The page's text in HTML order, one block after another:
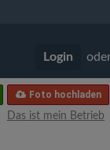
Login
Foto hochladen
Das ist mein Betrieb